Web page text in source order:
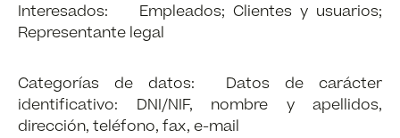
Interesados: Empleados; Clientes y usuarios;
Representante legal
Categorías de datos: Datos de carácter
identificativo: DNI/NIF, nombre y apellidos,
dirección, teléfono, fax, e-mail